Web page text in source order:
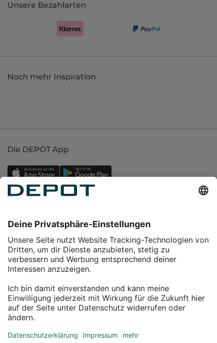
Unsere Bezahlarten
Noch mehr Inspiration
Die DEPOT App
Service
Über DEPOT
Kontakt